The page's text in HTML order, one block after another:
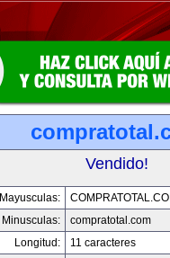
Vendido!
Mayusculas:
Minusculas:
compratotal.com
Longitud:
11 caracteres